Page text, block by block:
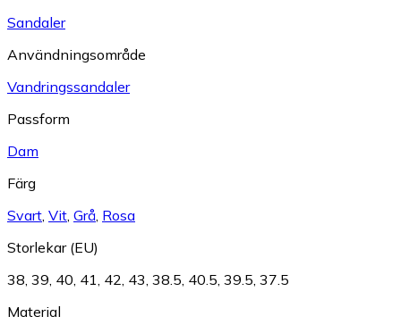
Sandaler
Användningsområde
Vandringssandaler
Passform
Dam
Färg
Svart Vit Grå Rosa
Storlekar (EU)
38 39 40 41 42 43 38.5 40.5 39.5 37.5
Material